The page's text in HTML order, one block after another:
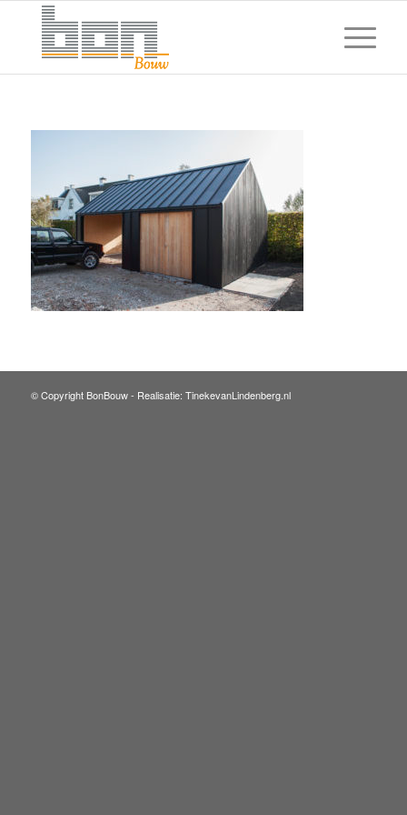
© Copyright BonBouw - Realisatie: TinekevanLindenberg.nl